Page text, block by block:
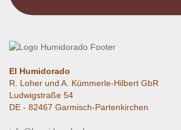
El Humidorado
R. Loher und A. Kümmerle-Hilbert GbR
Ludwigstraße 54
DE - 82467 Garmisch-Partenkirchen